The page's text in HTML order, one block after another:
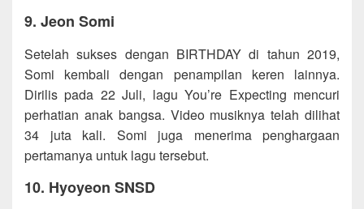
9. Jeon Somi
Setelah sukses dengan BIRTHDAY di tahun 2019,
Somi kembali dengan penampilan keren lainnya.
Dirilis pada 22 Juli, lagu You’re Expecting mencuri
perhatian anak bangsa. Video musiknya telah dilihat
34 juta kali. Somi juga menerima penghargaan
pertamanya untuk lagu tersebut.
10. Hyoyeon SNSD